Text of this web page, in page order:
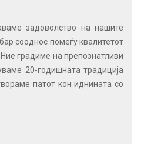
задоволство на нашите
сооднос помеѓу квалитетот
градиме на препознатливи
20-годишната традиција
патот кон иднината со